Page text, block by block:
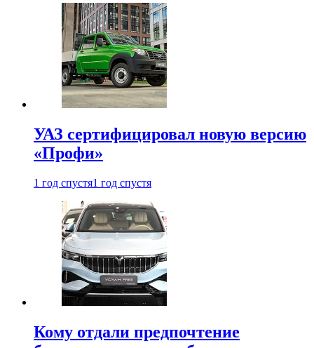
УАЗ сертифицировал новую версию
«Профи»
1 год спустя1 год спустя
Кому отдали предпочтение